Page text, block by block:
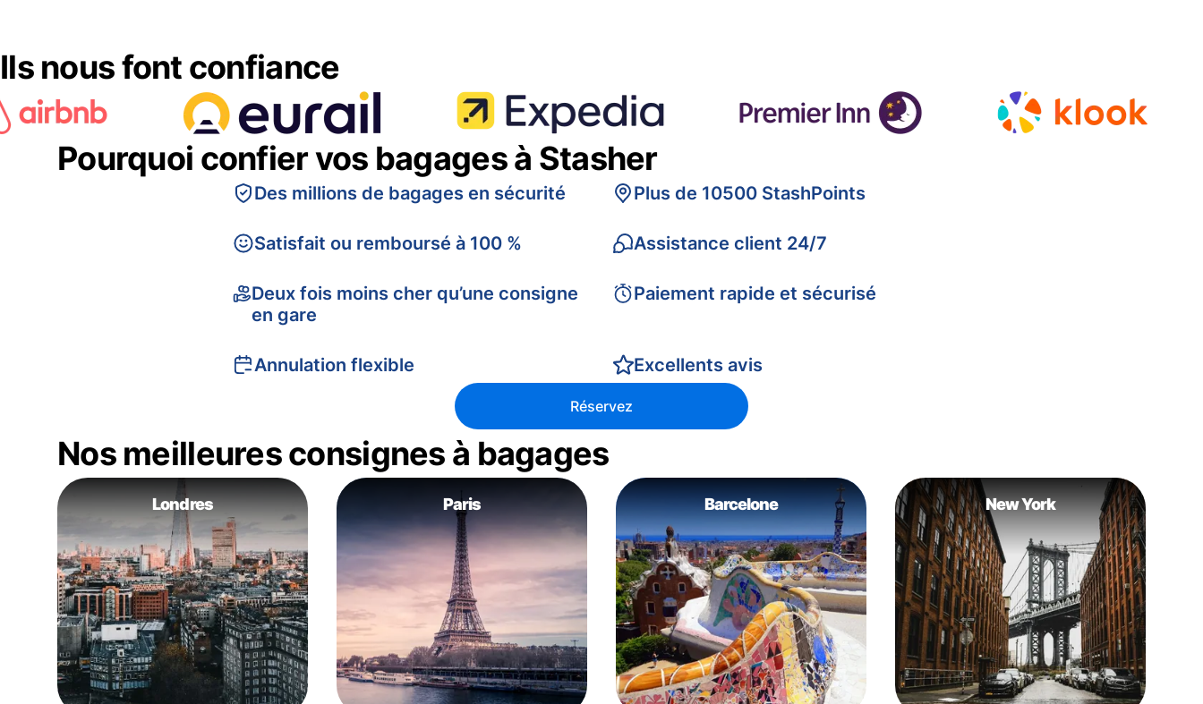
Ils nous font confiance
Pourquoi confier vos bagages à Stasher
Des millions de bagages en sécurité
Satisfait ou remboursé à 100 %
Deux fois moins cher qu’une consigne
en gare
Annulation flexible
Plus de 10500 StashPoints
Assistance client 24/7
Paiement rapide et sécurisé
Excellents avis
Réservez
Nos meilleures consignes à bagages
Londres Paris Barcelone New York